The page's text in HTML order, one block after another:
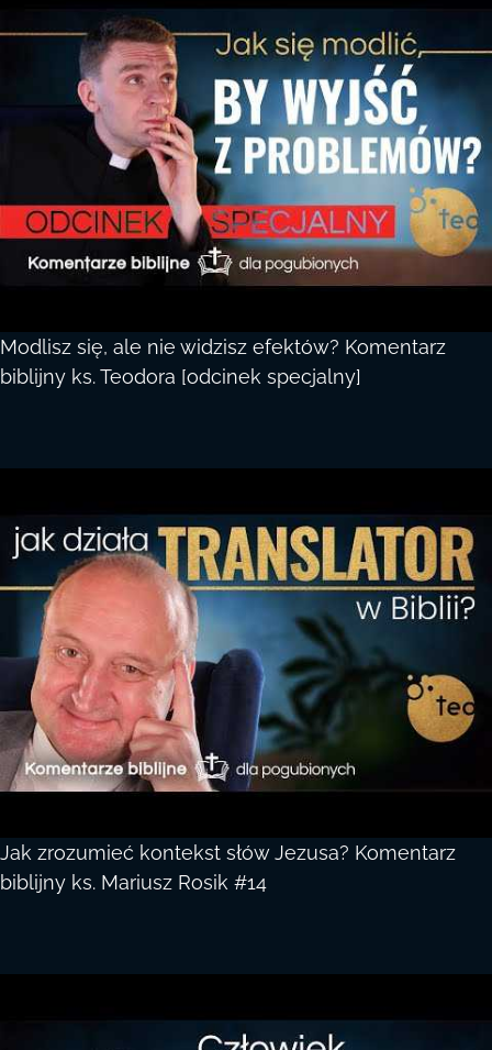
Modlisz się, ale nie widzisz efektów? Komentarz
biblijny ks. Teodora [odcinek specjalny]
Jak zrozumieć kontekst słów Jezusa? Komentarz
biblijny ks. Mariusz Rosik #14